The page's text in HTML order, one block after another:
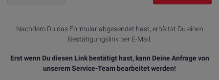
Nachdem Du das Formular abgesendet hast, erhältst Du einen
Bestätigungslink per E-Mail.
Erst wenn Du diesen Link bestätigt hast, kann Deine Anfrage von
unserem Service-Team bearbeitet werden!